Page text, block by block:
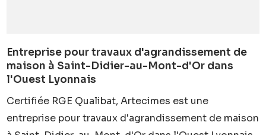
Entreprise pour travaux d'agrandissement de
maison à Saint-Didier-au-Mont-d'Or dans
l'Ouest Lyonnais
Certifiée RGE Qualibat, Artecimes est une
entreprise pour travaux d'agrandissement de maison